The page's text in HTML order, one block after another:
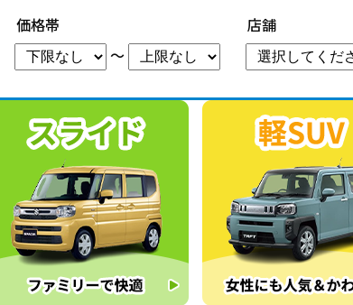
価格帯
～
店舗